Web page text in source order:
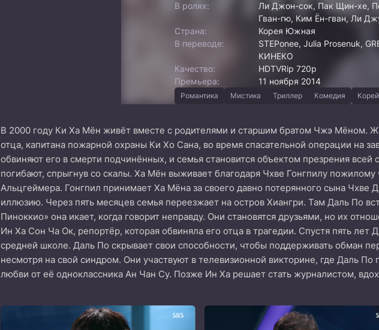
В ролях:
Ли Джон-сок, Пак Щин-хе,
Гван-гю, Ким Ён-гван, Ли
Страна:
Корея Южная
В переводе:
STEPonee, Julia Prosenuk,
КИНЕКО
Качество:
HDTVRip 720p
Премьера:
11 ноября 2014
Романтика Мистика Триллер Комедия
В 2000 году Ки Ха Мён живёт вместе с родителями и старшим братом Чжэ Мёном.
отца, капитана пожарной охраны Ки Хо Сана, во время спасательной операции на
обвиняют его в смерти подчинённых, и семья становится объектом презрения
погибают, спрыгнув со скалы. Ха Мён выживает благодаря Чхве Гонгпилу
Альцгеймера. Гонгпил принимает Ха Мёна за своего давно потерянного сына Чхве
иллюзию. Через пять месяцев семья переезжает на остров Хиангри. Там Даль По
Пиноккио» она икает, когда говорит неправду. Они становятся друзьями, но их
Ин Ха Сон Ча Ок, репортёр, которая обвиняла его отца в трагедии. Спустя пять
средней школе. Даль По скрывает свои способности, чтобы поддерживать обман
несмотря на свой синдром. Они участвуют в телевизионной викторине, где Даль
любви от её одноклассника Ан Чан Су. Позже Ин Ха решает стать журналистом,